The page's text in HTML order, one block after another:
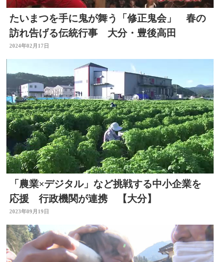
たいまつを手に鬼が舞う「修正鬼会」 春の
訪れ告げる伝統行事 大分・豊後高田
2024年02月17日
「農業×デジタル」など挑戦する中小企業を
応援 行政機関が連携 【大分】
2023年09月19日